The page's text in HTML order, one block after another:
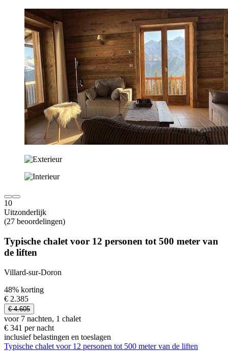
10
Uitzonderlijk
(27 beoordelingen)
Typische chalet voor 12 personen tot 500 meter van
de liften
Villard-sur-Doron
48% korting
€ 2.385
€ 4.605
voor 7 nachten, 1 chalet
€ 341 per nacht
inclusief belastingen en toeslagen
Typische chalet voor 12 personen tot 500 meter van de liften